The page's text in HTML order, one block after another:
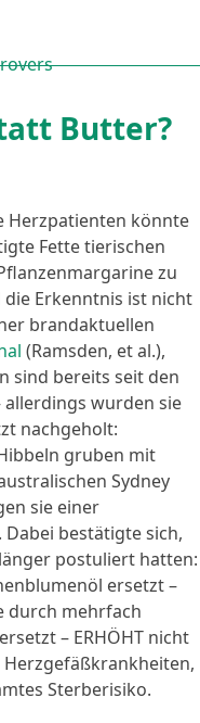
Butter?
Herzpatienten könnte
Fette tierischen
zu
Erkenntnis ist nicht
brandaktuellen
(Ramsden, et al.),
sind bereits seit den
wurden sie
nachgeholt:
gruben mit
Sydney
sie einer
bestätigte sich,
postuliert hatten:
ersetzt –
durch mehrfach
– ERHÖHT nicht
Sterberisiko.